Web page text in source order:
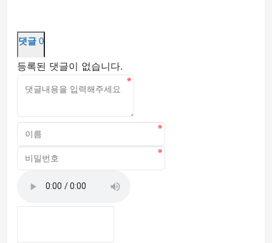
댓글 0
등록된 댓글이 없습니다.